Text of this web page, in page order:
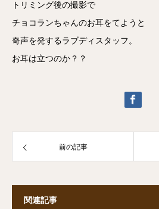
トリミング後の撮影で
チョコランちゃんのお耳をてようと
奇声を発するラブディスタッフ。
お耳は立つのか？？
前の記事
関連記事